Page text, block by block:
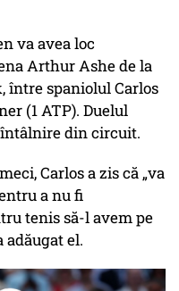
va avea loc
Arthur Ashede la
între spaniolul Carlos
(1 ATP). Duelul
întâlnire din circuit.
Carlos a zis că „va
a nu fi
tenis să-l avem pe
adăugat el.